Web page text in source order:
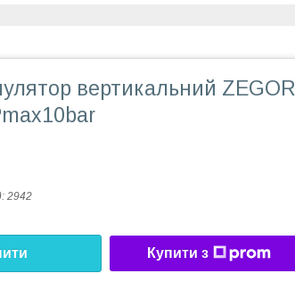
вертикальний ZEGOR
2942
Купити з